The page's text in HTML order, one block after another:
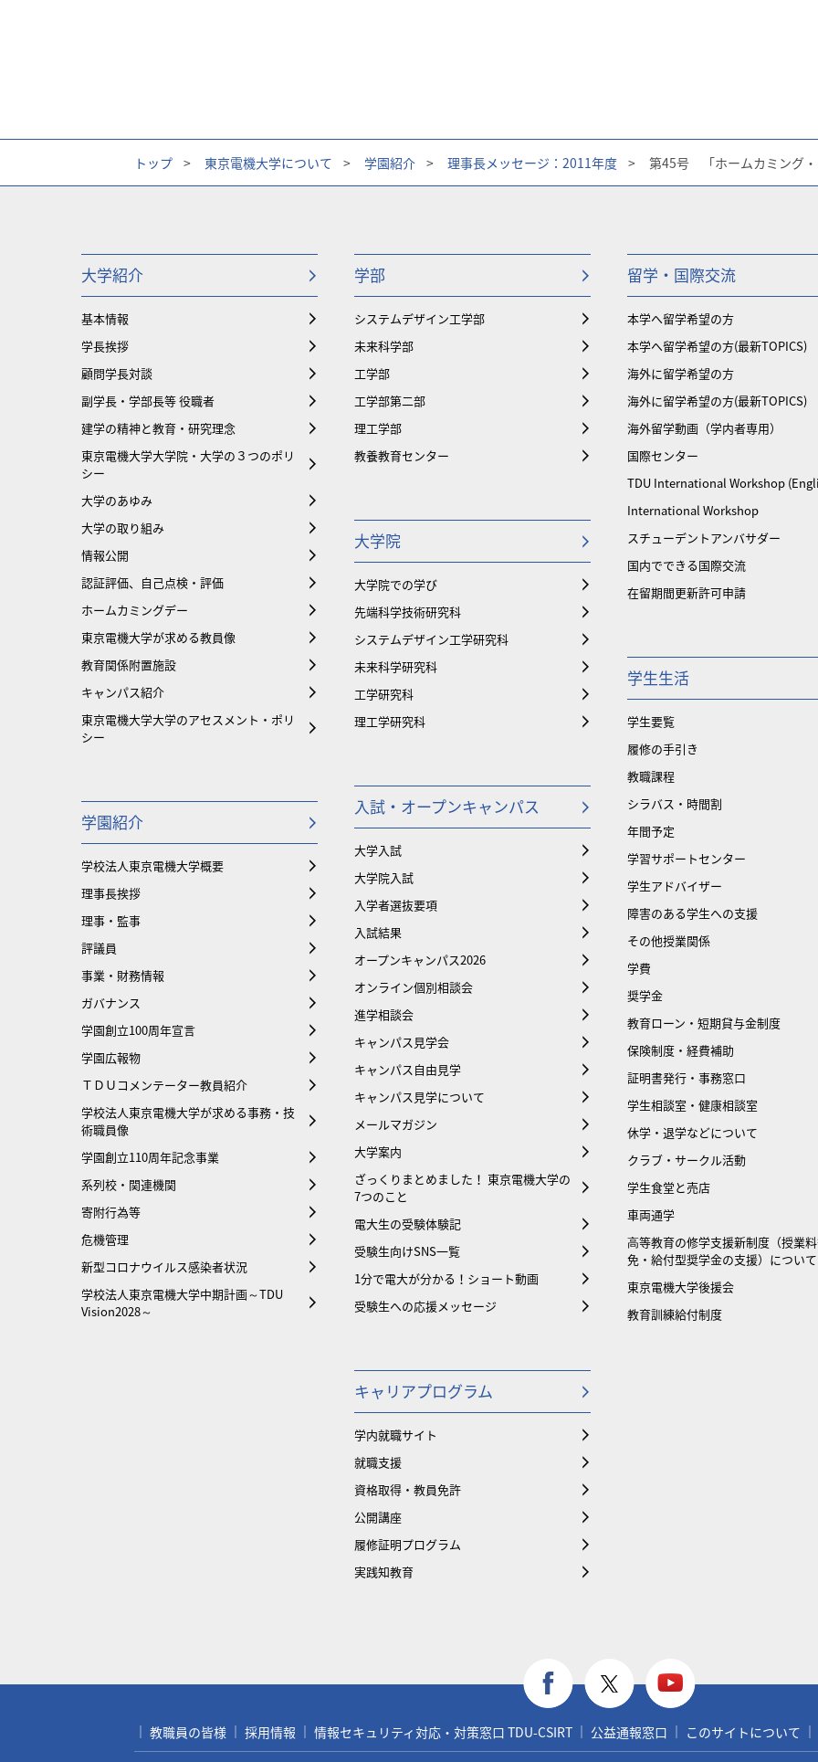
トップ > 東京電機大学について > 学園紹介 > 理事長メッセージ：2011年度 > 第45号 「ホームカミング・
大学紹介
基本情報
学長挨拶
顧問学長対談
副学長・学部長等 役職者
建学の精神と教育・研究理念
東京電機大学大学院・大学の３つのポリ
シー
大学のあゆみ
大学の取り組み
情報公開
認証評価、自己点検・評価
ホームカミングデー
東京電機大学が求める教員像
教育関係附置施設
キャンパス紹介
東京電機大学大学のアセスメント・ポリ
シー
学園紹介
学校法人東京電機大学概要
理事長挨拶
理事・監事
評議員
事業・財務情報
ガバナンス
学園創立100周年宣言
学園広報物
ＴＤＵコメンテーター教員紹介
学校法人東京電機大学が求める事務・技
術職員像
学園創立110周年記念事業
系列校・関連機関
寄附行為等
危機管理
新型コロナウイルス感染者状況
学校法人東京電機大学中期計画～TDU
Vision2028～
学部
システムデザイン工学部
未来科学部
工学部
工学部第二部
理工学部
教養教育センター
大学院
大学院での学び
先端科学技術研究科
システムデザイン工学研究科
未来科学研究科
工学研究科
理工学研究科
入試・オープンキャンパス
大学入試
大学院入試
入学者選抜要項
入試結果
オープンキャンパス2026
オンライン個別相談会
進学相談会
キャンパス見学会
キャンパス自由見学
キャンパス見学について
メールマガジン
大学案内
ざっくりまとめました！ 東京電機大学の
7つのこと
電大生の受験体験記
受験生向けSNS一覧
1分で電大が分かる！ショート動画
受験生への応援メッセージ
キャリアプログラム
学内就職サイト
就職支援
資格取得・教員免許
公開講座
履修証明プログラム
実践知教育
留学・国際交流
本学へ留学希望の方
本学へ留学希望の方(最新TOPICS)
海外に留学希望の方
海外に留学希望の方(最新TOPICS)
海外留学動画（学内者専用）
国際センター
TDU International Workshop
International Workshop
スチューデントアンバサダー
国内でできる国際交流
在留期間更新許可申請
学生生活
学生要覧
履修の手引き
教職課程
シラバス・時間割
年間予定
学習サポートセンター
学生アドバイザー
障害のある学生への支援
その他授業関係
学費
奨学金
教育ローン・短期貸与金制度
保険制度・経費補助
証明書発行・事務窓口
学生相談室・健康相談室
休学・退学などについて
クラブ・サークル活動
学生食堂と売店
車両通学
⾼等教育の修学支援新制度（授業
免・給付型奨学金の支援）について
東京電機大学後援会
教育訓練給付制度
教職員の皆様 採用情報 情報セキュリティ対応・対策窓口 TDU-CSIRT 公益通報窓口 このサイトについて